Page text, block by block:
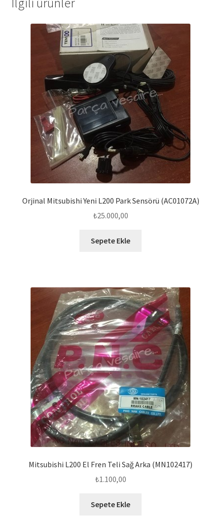
Orjinal Mitsubishi Yeni L200 Park Sensörü (AC01072A)
₺25.000,00
Sepete Ekle
Mitsubishi L200 El Fren Teli Sağ Arka (MN102417)
₺1.100,00
Sepete Ekle